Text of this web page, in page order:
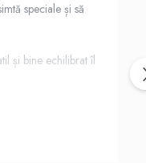
speciale și să
și bine echilibrat îl
ți